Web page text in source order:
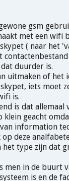
gsm
met een wifi
( naar het
duurder is.
uitmaken of het
iets moet
is.
is dat allemaal
klein geacht
information
deze
het type zijn dat
men in de buurt
is en de